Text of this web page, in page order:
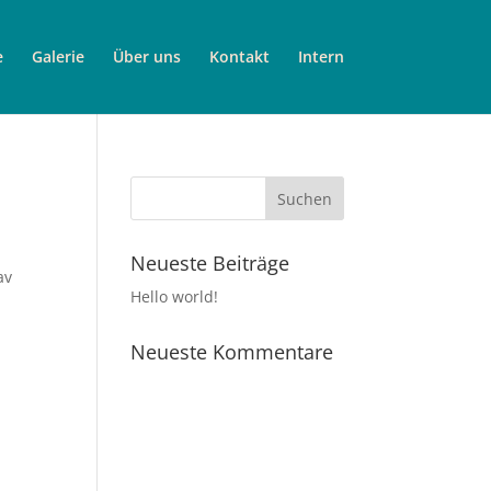
Galerie Über uns Kontakt Intern
Neueste Beiträge
Hello world!
Neueste Kommentare